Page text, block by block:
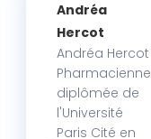
Andréa
Hercot
Andréa Hercot
Pharmacienne
diplômée de
l'Université
Paris Cité en